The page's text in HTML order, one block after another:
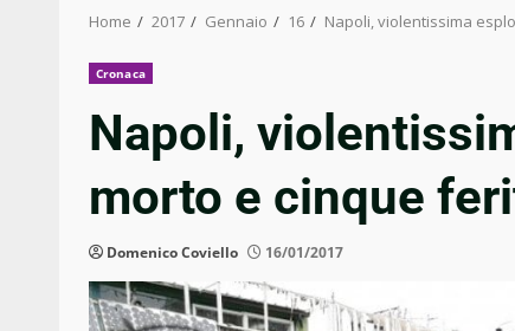
Home 2017 Gennaio 16 Napoli, violentissima
Cronaca
Napoli,
morto e cinque
Domenico Coviello 16/01/2017